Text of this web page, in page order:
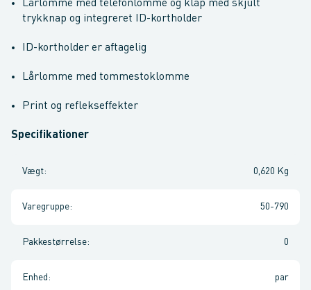
Lårlomme med telefonlomme og klap med skjult
trykknap og integreret ID-kortholder
ID-kortholder er aftagelig
Lårlomme med tommestoklomme
Print og reflekseffekter
Specifikationer
Vægt: 0,620 Kg
Varegruppe: 50-790
Pakkestørrelse: 0
Enhed : par